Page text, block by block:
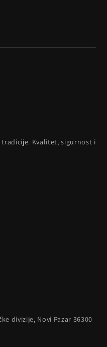
tradicije. Kvalitet, sigurnost i
divizije, Novi Pazar 36300